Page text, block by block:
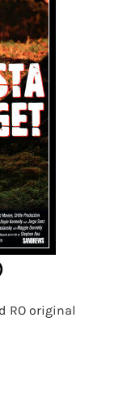
RO original